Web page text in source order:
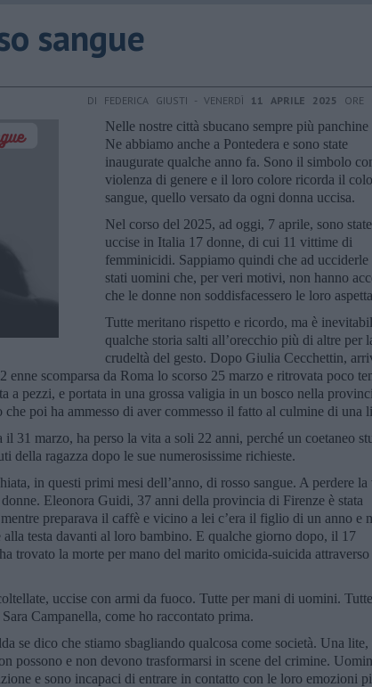
sangue
DI FEDERICA GIUSTI - VENERDÌ 11 APRILE 2025 ORE
Nelle nostre città sbucano sempre più panchine
Ne abbiamo anche a Pontedera e sono state
inaugurate qualche anno fa. Sono il simbolo
violenza di genere e il loro colore ricorda il
sangue, quello versato da ogni donna uccisa.
Nel corso del 2025, ad oggi, 7 aprile, sono state
uccise in Italia 17 donne, di cui 11 vittime di
femminicidi. Sappiamo quindi che ad ucciderle
stati uomini che, per veri motivi, non hanno
che le donne non soddisfacessero le loro
Tutte meritano rispetto e ricordo, ma è
qualche storia salti all’orecchio più di altre per
crudeltà del gesto. Dopo Giulia Cecchettin,
enne scomparsa da Roma lo scorso 25 marzo e ritrovata poco
a pezzi, e portata in una grossa valigia in un bosco nella
che poi ha ammesso di aver commesso il fatto al culmine di una
il 31 marzo, ha perso la vita a soli 22 anni, perché un coetaneo
della ragazza dopo le sue numerosissime richieste.
in questi primi mesi dell’anno, di rosso sangue. A perdere la
Eleonora Guidi, 37 anni della provincia di Firenze è stata
preparava il caffè e vicino a lei c’era il figlio di un anno e
testa davanti al loro bambino. E qualche giorno dopo, il 17
trovato la morte per mano del marito omicida-suicida attraverso
uccise con armi da fuoco. Tutte per mani di uomini.
Campanella, come ho raccontato prima.
se dico che stiamo sbagliando qualcosa come società. Una lite,
possono e non devono trasformarsi in scene del crimine.
e sono incapaci di entrare in contatto con le loro emozioni